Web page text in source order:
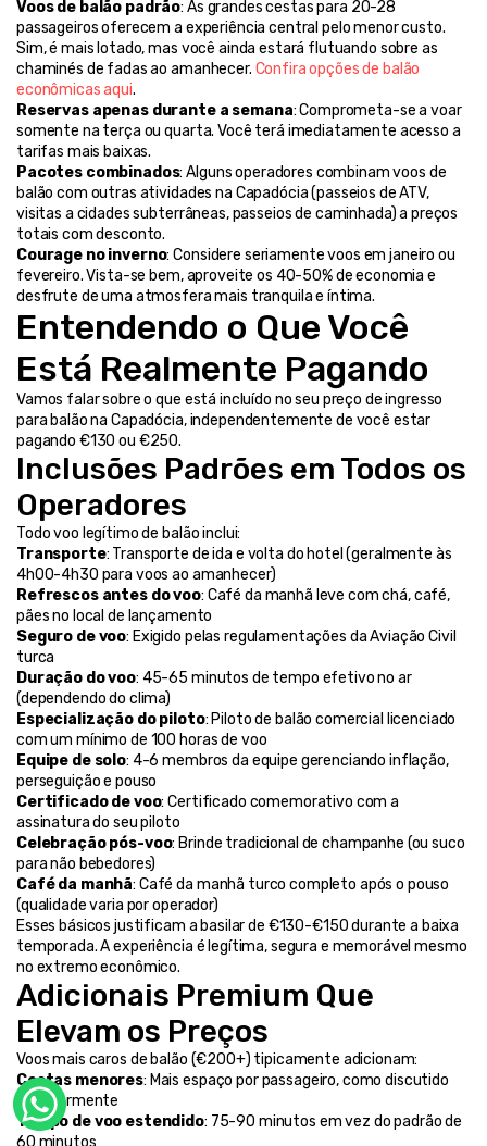
Voos de balão padrão: As grandes cestas para 20-28
passageiros oferecem a experiência central pelo menor custo.
Sim, é mais lotado, mas você ainda estará flutuando sobre as
chaminés de fadas ao amanhecer. Confira opções de balão
econômicas aqui.
Reservas apenas durante a semana: Comprometa-se a voar
somente na terça ou quarta. Você terá imediatamente acesso a
tarifas mais baixas.
Pacotes combinados: Alguns operadores combinam voos de
balão com outras atividades na Capadócia (passeios de ATV,
visitas a cidades subterrâneas, passeios de caminhada) a preços
totais com desconto.
Courage no inverno: Considere seriamente voos em janeiro ou
fevereiro. Vista-se bem, aproveite os 40-50% de economia e
desfrute de uma atmosfera mais tranquila e íntima.
Entendendo o Que Você
Está Realmente Pagando
Vamos falar sobre o que está incluído no seu preço de ingresso
para balão na Capadócia, independentemente de você estar
pagando €130 ou €250.
Inclusões Padrões em Todos os
Operadores
Todo voo legítimo de balão inclui:
Transporte: Transporte de ida e volta do hotel (geralmente às
4h00-4h30 para voos ao amanhecer)
Refrescos antes do voo: Café da manhã leve com chá, café,
pães no local de lançamento
Seguro de voo: Exigido pelas regulamentações da Aviação Civil
turca
Duração do voo: 45-65 minutos de tempo efetivo no ar
(dependendo do clima)
Especialização do piloto: Piloto de balão comercial licenciado
com um mínimo de 100 horas de voo
Equipe de solo: 4-6 membros da equipe gerenciando inflação,
perseguição e pouso
Certificado de voo: Certificado comemorativo com a
assinatura do seu piloto
Celebração pós-voo: Brinde tradicional de champanhe (ou suco
para não bebedores)
Café da manhã: Café da manhã turco completo após o pouso
(qualidade varia por operador)
Esses básicos justificam a basilar de €130-€150 durante a baixa
temporada. A experiência é legítima, segura e memorável mesmo
no extremo econômico.
Adicionais Premium Que
Elevam os Preços
Voos mais caros de balão (€200+) tipicamente adicionam:
Cestas menores: Mais espaço por passageiro, como discutido
anteriormente
Tempo de voo estendido: 75-90 minutos em vez do padrão de
60 minutos